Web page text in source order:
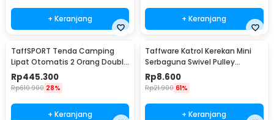
+ Keranjang + Keranjang
TaffSPORT Tenda Camping
Lipat Otomatis 2 Orang Double
Layer Waterproof - SH-025
Rp445.300
Rp610.900 28%
+ Keranjang
Taffware Katrol Kerekan Mini
Serbaguna Swivel Pulley
Stainless Steel M15
Rp8.600
Rp21.900 61%
+ Keranjang